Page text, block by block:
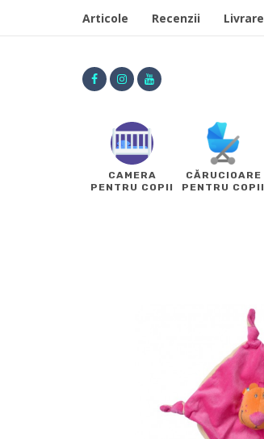
Articole Recenzii Livrare
CAMERA
PENTRU COPII
CĂRUCIOARE
PENTRU COPII